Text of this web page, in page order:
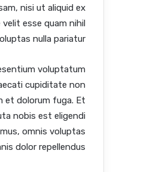
nisi ut aliquid ex
esse quam nihil
nulla pariatur?
voluptatum
cupiditate non
et dolorum fuga. Et
nobis est eligendi
omnis voluptas
dolor repellendus.